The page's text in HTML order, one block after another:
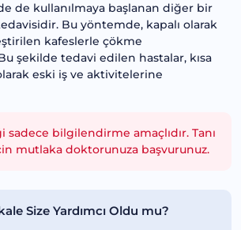
de kullanılmaya başlanan diğer bir
Bu yöntemde, kapalı olarak
kafeslerle çökme
şekilde tedavi edilen hastalar, kısa
eski iş ve aktivitelerine
sadece bilgilendirme amaçlıdır. Tanı
mutlaka doktorunuza başvurunuz.
Size Yardımcı Oldu mu?